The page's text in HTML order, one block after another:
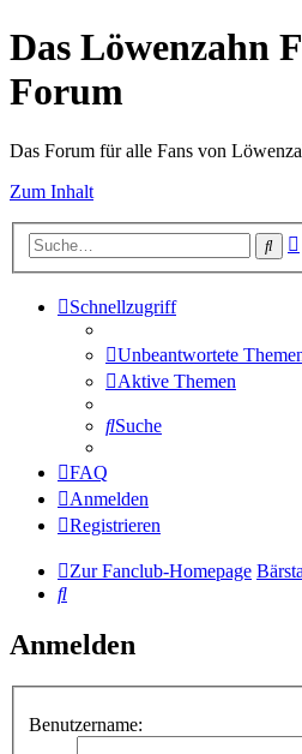
Das Löwenzahn
Forum
Das Forum für alle Fans von
Zum Inhalt
Schnellzugriff
Unbeantwortete
Aktive Themen
Suche
FAQ
Anmelden
Registrieren
Zur Fanclub-Homepage
Suche
Anmelden
Benutzername: